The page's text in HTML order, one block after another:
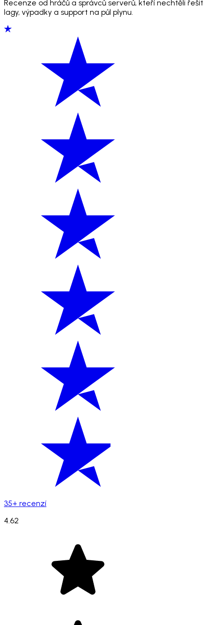
Recenze od hráčů a správců serverů, kteří nechtěli řešit
lagy, výpadky a support na půl plynu.
35+ recenzí
4.62